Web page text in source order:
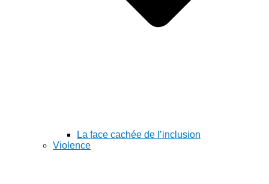
La face cachée de l’inclusion
Violence